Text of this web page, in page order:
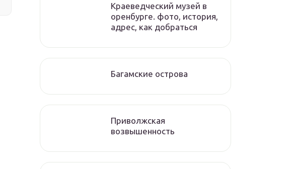
Краеведческий музей в
оренбурге. фото, история,
адрес, как добраться
Багамские острова
Приволжская
возвышенность